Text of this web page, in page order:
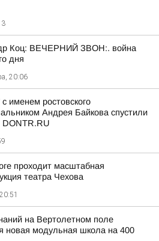
Коц: ВЕЧЕРНИЙ ЗВОН:. война
дня
20:06
именем ростовского
Андрея Байкова спустили
DONTR.RU
проходит масштабная
театра Чехова
на Вертолетном поле
новая модульная школа на 400